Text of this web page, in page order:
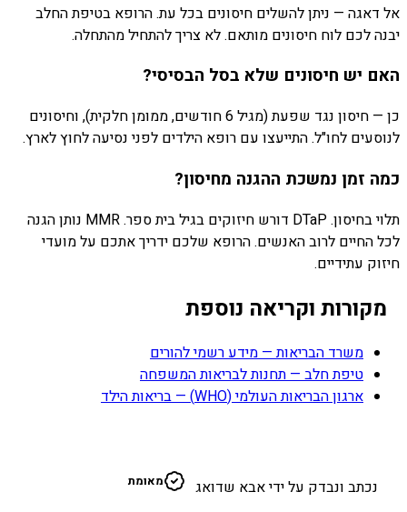
אל דאגה — ניתן להשלים חיסונים בכל עת. הרופא בטיפת החלב
יבנה לכם לוח חיסונים מותאם. לא צריך להתחיל מהתחלה.
האם יש חיסונים שלא בסל הבסיסי?
כן — חיסון נגד שפעת (מגיל 6 חודשים, ממומן חלקית), וחיסונים
לנוסעים לחו"ל. התייעצו עם רופא הילדים לפני נסיעה לחוץ לארץ.
כמה זמן נמשכת ההגנה מחיסון?
תלוי בחיסון. DTaP דורש חיזוקים בגיל בית ספר. MMR נותן הגנה
לכל החיים לרוב האנשים. הרופא שלכם ידריך אתכם על מועדי
חיזוק עתידיים.
מקורות וקריאה נוספת
משרד הבריאות — מידע רשמי להורים
טיפת חלב — תחנות לבריאות המשפחה
ארגון הבריאות העולמי (WHO) — בריאות הילד
נכתב ונבדק על ידי אבא שדואג
מאומת